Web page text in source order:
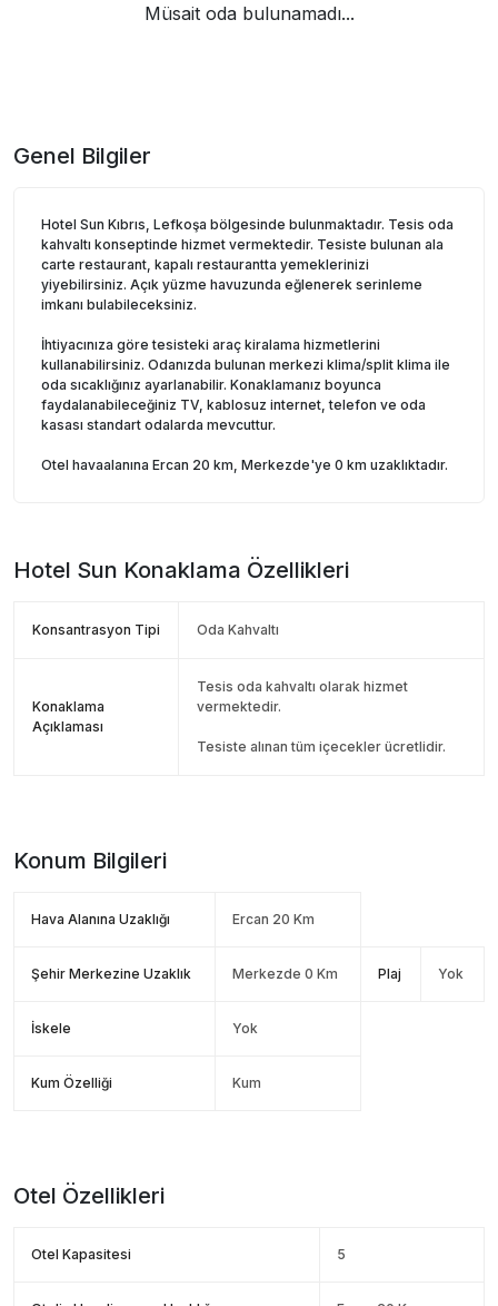
Müsait oda bulunamadı...
Genel Bilgiler
Hotel Sun Kıbrıs, Lefkoşa bölgesinde bulunmaktadır. Tesis oda
kahvaltı konseptinde hizmet vermektedir. Tesiste bulunan ala
carte restaurant, kapalı restaurantta yemeklerinizi
yiyebilirsiniz. Açık yüzme havuzunda eğlenerek serinleme
imkanı bulabileceksiniz.
İhtiyacınıza göre tesisteki araç kiralama hizmetlerini
kullanabilirsiniz. Odanızda bulunan merkezi klima/split klima ile
oda sıcaklığınız ayarlanabilir. Konaklamanız boyunca
faydalanabileceğiniz TV, kablosuz internet, telefon ve oda
kasası standart odalarda mevcuttur.
Otel havaalanına Ercan 20 km, Merkezde'ye 0 km uzaklıktadır.
Hotel Sun Konaklama Özellikleri
Konsantrasyon Tipi Oda Kahvaltı
Konaklama
Açıklaması
Tesis oda kahvaltı olarak hizmet
vermektedir.
Tesiste alınan tüm içecekler ücretlidir.
Konum Bilgileri
Hava Alanına Uzaklığı Ercan 20 Km
Şehir Merkezine Uzaklık Merkezde 0 Km Plaj Yok
İskele Yok
Kum Özelliği Kum
Otel Özellikleri
Otel Kapasitesi 5